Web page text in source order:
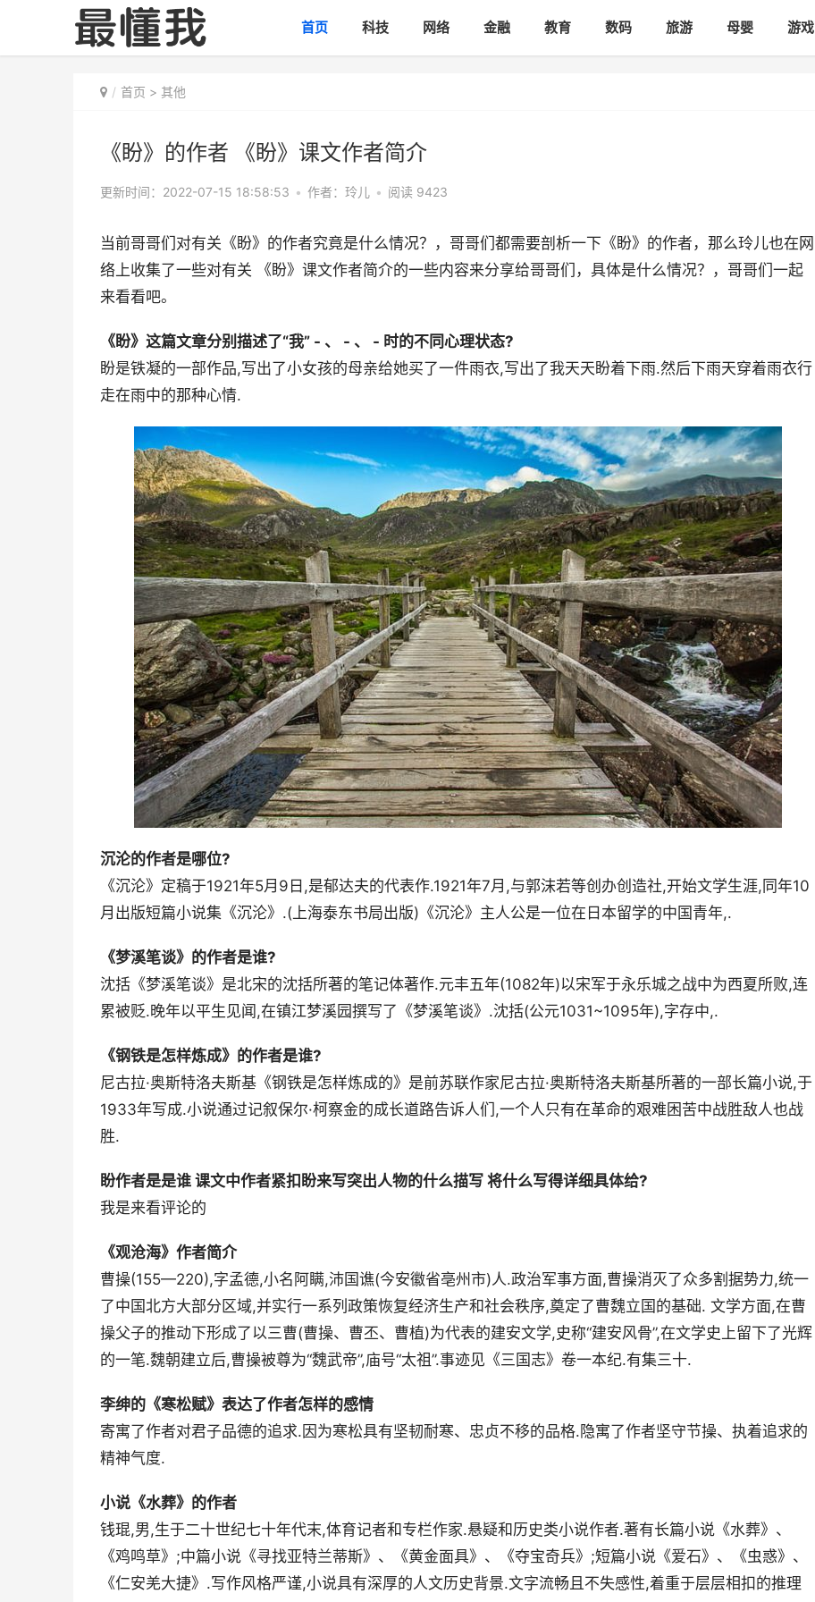
首页 科技 网络 金融 教育 数码 旅游 母婴 游戏
首页 > 其他
《盼》的作者 《盼》课文作者简介
更新时间：2022-07-15 18:58:53 • 作者：玲儿 • 阅读 9423
当前哥哥们对有关《盼》的作者究竟是什么情况？，哥哥们都需要剖析一下《盼》的作者，那么玲儿也在网
络上收集了一些对有关 《盼》课文作者简介的一些内容来分享给哥哥们，具体是什么情况？，哥哥们一起
来看看吧。
《盼》这篇文章分别描述了“我” - 、 - 、 - 时的不同心理状态?
盼是铁凝的一部作品,写出了小女孩的母亲给她买了一件雨衣,写出了我天天盼着下雨.然后下雨天穿着雨衣行
走在雨中的那种心情.
沉沦的作者是哪位?
《沉沦》定稿于1921年5月9日,是郁达夫的代表作.1921年7月,与郭沫若等创办创造社,开始文学生涯,同年10
月出版短篇小说集《沉沦》.(上海泰东书局出版)《沉沦》主人公是一位在日本留学的中国青年,.
《梦溪笔谈》的作者是谁?
沈括《梦溪笔谈》是北宋的沈括所著的笔记体著作.元丰五年(1082年)以宋军于永乐城之战中为西夏所败,连
累被贬.晚年以平生见闻,在镇江梦溪园撰写了《梦溪笔谈》.沈括(公元1031~1095年),字存中,.
《钢铁是怎样炼成》的作者是谁?
尼古拉·奥斯特洛夫斯基《钢铁是怎样炼成的》是前苏联作家尼古拉·奥斯特洛夫斯基所著的一部长篇小说,于
1933年写成.小说通过记叙保尔·柯察金的成长道路告诉人们,一个人只有在革命的艰难困苦中战胜敌人也战
胜.
盼作者是是谁 课文中作者紧扣盼来写突出人物的什么描写 将什么写得详细具体给?
我是来看评论的
《观沧海》作者简介
曹操(155—220),字孟德,小名阿瞒,沛国谯(今安徽省亳州市)人.政治军事方面,曹操消灭了众多割据势力,统一
了中国北方大部分区域,并实行一系列政策恢复经济生产和社会秩序,奠定了曹魏立国的基础. 文学方面,在曹
操父子的推动下形成了以三曹(曹操、曹丕、曹植)为代表的建安文学,史称“建安风骨”,在文学史上留下了光辉
的一笔.魏朝建立后,曹操被尊为“魏武帝”,庙号“太祖”.事迹见《三国志》卷一本纪.有集三十.
李绅的《寒松赋》表达了作者怎样的感情
寄寓了作者对君子品德的追求.因为寒松具有坚韧耐寒、忠贞不移的品格.隐寓了作者坚守节操、执着追求的
精神气度.
小说《水葬》的作者
钱琨,男,生于二十世纪七十年代末,体育记者和专栏作家.悬疑和历史类小说作者.著有长篇小说《水葬》、
《鸡鸣草》;中篇小说《寻找亚特兰蒂斯》、《黄金面具》、《夺宝奇兵》;短篇小说《爱石》、《虫惑》、
《仁安羌大捷》.写作风格严谨,小说具有深厚的人文历史背景.文字流畅且不失感性,着重于层层相扣的推理